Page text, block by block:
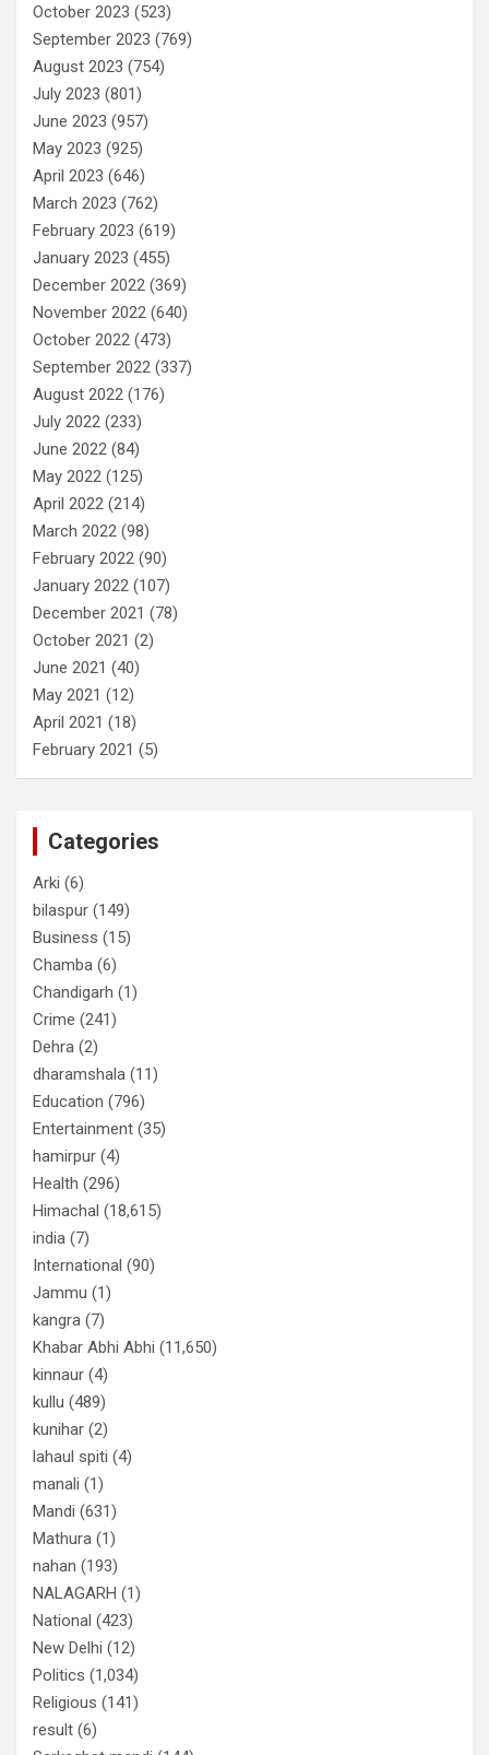
October 2023 (523)
September 2023 (769)
August 2023 (754)
July 2023 (801)
June 2023 (957)
May 2023 (925)
April 2023 (646)
March 2023 (762)
February 2023 (619)
January 2023 (455)
December 2022 (369)
November 2022 (640)
October 2022 (473)
September 2022 (337)
August 2022 (176)
July 2022 (233)
June 2022 (84)
May 2022 (125)
April 2022 (214)
March 2022 (98)
February 2022 (90)
January 2022 (107)
December 2021 (78)
October 2021 (2)
June 2021 (40)
May 2021 (12)
April 2021 (18)
February 2021 (5)
Categories
Arki (6)
bilaspur (149)
Business (15)
Chamba (6)
Chandigarh (1)
Crime (241)
Dehra (2)
dharamshala (11)
Education (796)
Entertainment (35)
hamirpur (4)
Health (296)
Himachal (18,615)
india (7)
International (90)
Jammu (1)
kangra (7)
Khabar Abhi Abhi (11,650)
kinnaur (4)
kullu (489)
kunihar (2)
lahaul spiti (4)
manali (1)
Mandi (631)
Mathura (1)
nahan (193)
NALAGARH (1)
National (423)
New Delhi (12)
Politics (1,034)
Religious (141)
result (6)